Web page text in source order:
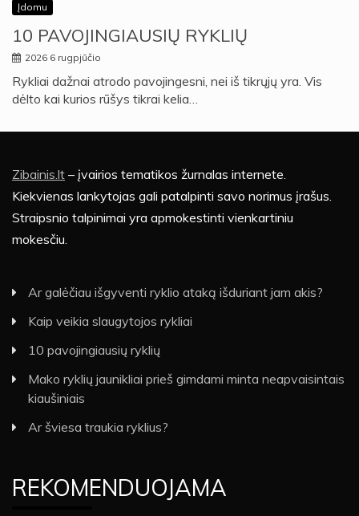
Įdomu
10 PAVOJINGIAUSIŲ RYKLIŲ
2026 6 rugpjūčio
Rykliai dažnai atrodo pavojingesni, nei iš tikrųjų yra. Vis
dėlto kai kurios rūšys tikrai kelia…
Zibainis.lt – įvairios tematikos žurnalas internete.
Kiekvienas lankytojas gali patalpinti savo norimus įrašus.
Straipsnio talpinimai yra apmokestinti vienkartiniu
mokesčiu.
Ar galėčiau išgyventi ryklio ataką išduriant jam akis?
Kaip veikia slaugytojos rykliai
10 pavojingiausių ryklių
Mako ryklių jaunikliai prieš gimdami minta neapvaisintais
kiaušiniais
Ar šviesa traukia ryklius?
REKOMENDUOJAMA